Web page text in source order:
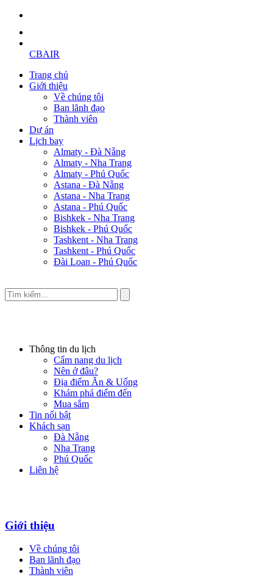
CBAIR
Trang chủ
Giới thiệu
Về chúng tôi
Ban lãnh đạo
Thành viên
Dự án
Lịch bay
Almaty - Đà Nẵng
Almaty - Nha Trang
Almaty - Phú Quốc
Astana - Đà Nẵng
Astana - Nha Trang
Astana - Phú Quốc
Bishkek - Nha Trang
Bishkek - Phú Quốc
Tashkent - Nha Trang
Tashkent - Phú Quốc
Đài Loan - Phú Quốc
Thông tin du lịch
Cẩm nang du lịch
Nên ở đâu?
Địa điểm Ăn & Uống
Khám phá điểm đến
Mua sắm
Tin nổi bật
Khách sạn
Đà Nẵng
Nha Trang
Phú Quốc
Liên hệ
Giới thiệu
Về chúng tôi
Ban lãnh đạo
Thành viên